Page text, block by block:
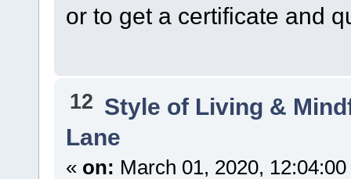
or to get a certificate and
12 Style of Living &
Lane
« on: March 01, 2020,